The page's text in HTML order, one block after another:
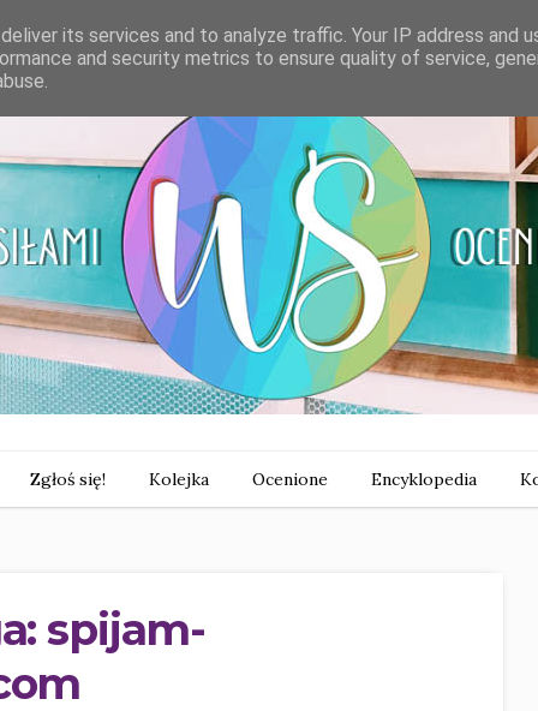
Zgłoś się! Kolejka Ocenione Encyklopedia
spijam-
its services and to analyze traffic. Your IP address and
and security metrics to ensure quality of service,